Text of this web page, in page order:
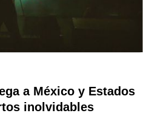
a México y Estados
inolvidables